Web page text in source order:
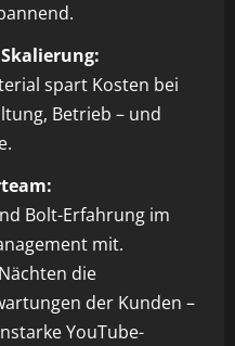
spart Kosten bei
Betrieb – und
Bolt-Erfahrung im
mit.
die
der Kunden –
YouTube-